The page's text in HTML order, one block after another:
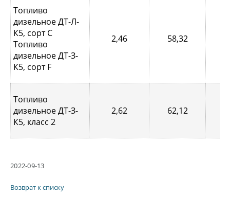
Топливо
дизельное ДТ-Л-
К5, сорт С
Топливо
дизельное ДТ-З-
К5, сорт F
2,46 58,32
Топливо
дизельное ДТ-З-
К5, класс 2
2,62 62,12
2022-09-13
Возврат к списку